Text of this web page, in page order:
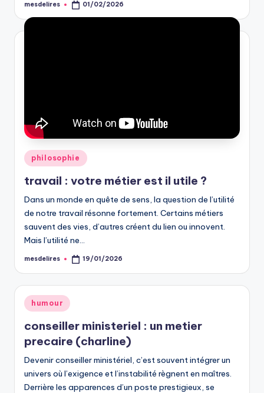
Posted
mesdelires 01/02/2026
Posted
in
philosophie
travail : votre métier est il utile ?
Dans un monde en quête de sens, la question de l’utilité
de notre travail résonne fortement. Certains métiers
sauvent des vies, d’autres créent du lien ou innovent.
Mais l’utilité ne…
Posted
mesdelires 19/01/2026
Posted
in
humour
conseiller ministeriel : un metier
precaire (charline)
Devenir conseiller ministériel, c’est souvent intégrer un
univers où l’exigence et l’instabilité règnent en maîtres.
Derrière les apparences d’un poste prestigieux, se